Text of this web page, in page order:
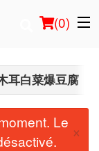
(0)
木耳白菜爆豆腐
Le ×